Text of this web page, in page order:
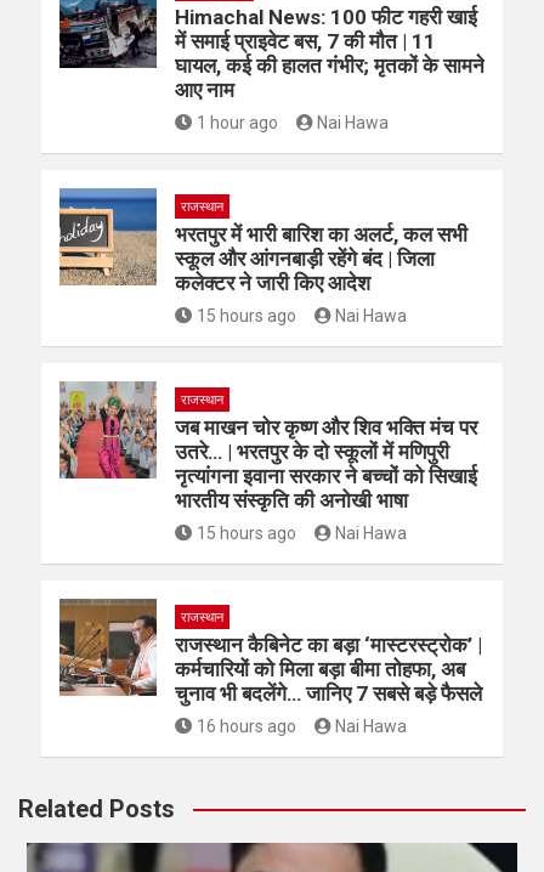
Himachal News: 100 फीट गहरी खाई
में समाई प्राइवेट बस, 7 की मौत | 11
घायल, कई की हालत गंभीर; मृतकों के सामने
आए नाम
1 hour ago Nai Hawa
राजस्थान
भरतपुर में भारी बारिश का अलर्ट, कल सभी
स्कूल और आंगनबाड़ी रहेंगे बंद | जिला
कलेक्टर ने जारी किए आदेश
15 hours ago Nai Hawa
राजस्थान
जब माखन चोर कृष्ण और शिव भक्ति मंच पर
उतरे… | भरतपुर के दो स्कूलों में मणिपुरी
नृत्यांगना इवाना सरकार ने बच्चों को सिखाई
भारतीय संस्कृति की अनोखी भाषा
15 hours ago Nai Hawa
राजस्थान
राजस्थान कैबिनेट का बड़ा ‘मास्टरस्ट्रोक’ |
कर्मचारियों को मिला बड़ा बीमा तोहफा, अब
चुनाव भी बदलेंगे… जानिए 7 सबसे बड़े फैसले
16 hours ago Nai Hawa
Related Posts